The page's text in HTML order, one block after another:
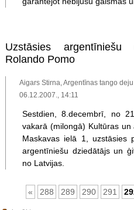
Uzstāsies
Rolando Pomo
Aigars Stirna, Argentīnas tango
06.12.2007., 14:11
Sestdien, 8.decembrī, no
vakarā (milongā) Kultūras un
Maskavas ielā 1, uzstāsies
argentīniešu dziedātājs un
no Latvijas.
« 288 289 290 291